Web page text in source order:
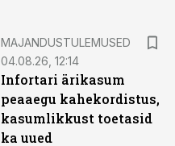
MAJANDUSTULEMUSED
04.08.26, 12:14
Infortari ärikasum
peaaegu kahekordistus,
kasumlikkust toetasid
ka uued